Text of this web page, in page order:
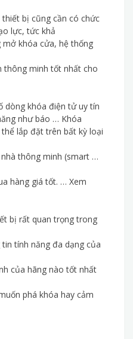
bị cũng cần có chức
lực, tức khả
khóa cửa, hệ thống
thông minh tốt nhất cho
dòng khóa điện tử uy tín
như báo … Khóa
lắp đặt trên bất kỳ loại
thông minh (smart …
hàng giá tốt. … Xem
bị rất quan trọng trong
tính năng đa dạng của
của hãng nào tốt nhất
phá khóa hay cảm